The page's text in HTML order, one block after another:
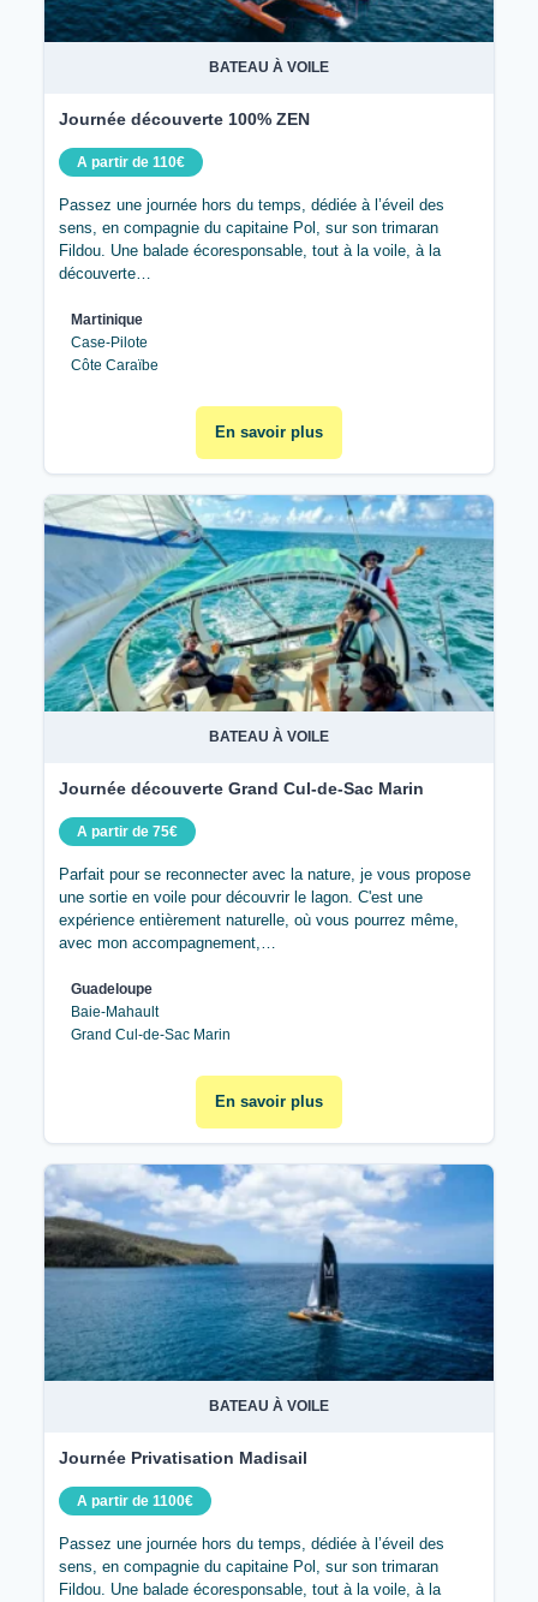
BATEAU À VOILE
Journée découverte 100% ZEN
A partir de 110€
Passez une journée hors du temps, dédiée à l’éveil des
sens, en compagnie du capitaine Pol, sur son trimaran
Fildou. Une balade écoresponsable, tout à la voile, à la
découverte…
Martinique
Case-Pilote
Côte Caraïbe
En savoir plus
BATEAU À VOILE
Journée découverte Grand Cul-de-Sac Marin
A partir de 75€
Parfait pour se reconnecter avec la nature, je vous propose
une sortie en voile pour découvrir le lagon. C'est une
expérience entièrement naturelle, où vous pourrez même,
avec mon accompagnement,…
Guadeloupe
Baie-Mahault
Grand Cul-de-Sac Marin
En savoir plus
BATEAU À VOILE
Journée Privatisation Madisail
A partir de 1100€
Passez une journée hors du temps, dédiée à l’éveil des
sens, en compagnie du capitaine Pol, sur son trimaran
Fildou. Une balade écoresponsable, tout à la voile, à la